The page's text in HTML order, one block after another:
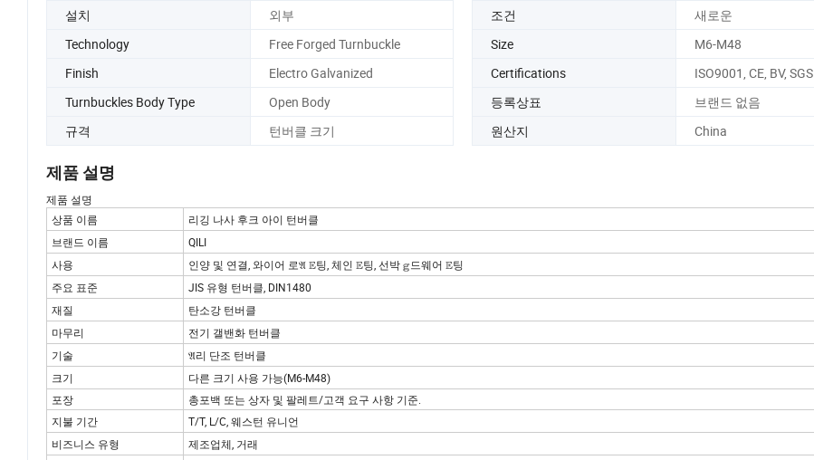
설치
외부 조건
새로운
Technology
Free Forged Turnbuckle Size
M6-M48
Finish
Electro Galvanized Certifications
ISO9001, CE, BV, SGS
Turnbuckles Body Type
Open Body 등록상표
브랜드 없음
규격
턴버클 크기 원산지 China
제품 설명
제품 설명
상품 이름
리깅 나사 후크 아이 턴버클
브랜드 이름
QILI
사용
인양 및 연결, 와이어 로𝔄 𝔼팅, 체인 𝔼팅, 선박 𝕘드웨어 𝔼팅
주요 표준
JIS 유형 턴버클, DIN1480
재질
탄소강 턴버클
마무리
전기 갤밴화 턴버클
기술
𝔄리 단조 턴버클
크기
다른 크기 사용 가능(M6-M48)
포장
총포백 또는 상자 및 팔레트/고객 요구 사항 기준.
지불 기간
T/T, L/C, 웨스턴 유니언
비즈니스 유형
제조업체, 거래